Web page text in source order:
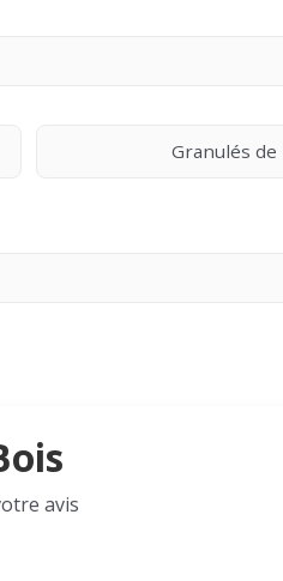
Granulés de
avis